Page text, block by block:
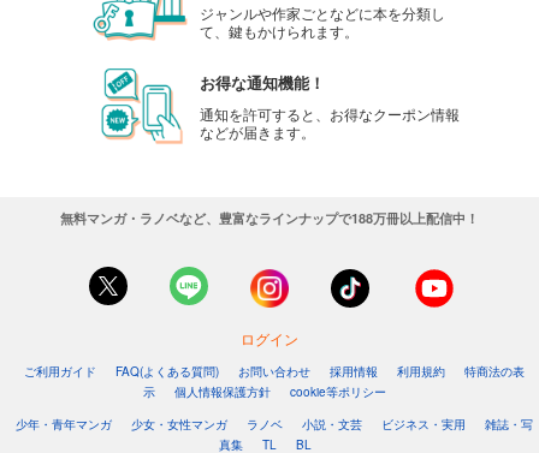
ジャンルや作家ごとなどに本を分類し
て、鍵もかけられます。
お得な通知機能！
通知を許可すると、お得なクーポン情報
などが届きます。
無料マンガ・ラノベなど、豊富なラインナップで188万冊以上配信中！
ログイン
ご利用ガイド FAQ(よくある質問) お問い合わせ 採用情報 利用規約
特商法の表
示
個人情報保護方針
cookie等ポリシー
少年・青年マンガ
少女・女性マンガ ラノベ 小説・文芸 ビジネス・実用
雑誌・写
真集
TL BL